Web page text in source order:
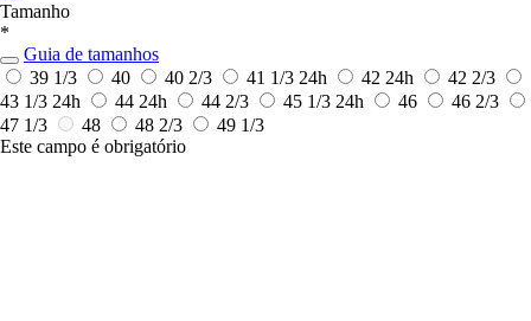
Tamanho
*
Guia de tamanhos
39 1/3
40 40 2/3 41 1/3 24h 42 24h
42 2/3
43 1/3 24h 44 24h 44 2/3 45 1/3 24h 46
46 2/3
47 1/3
48 48 2/3
49 1/3
Este campo é obrigatório